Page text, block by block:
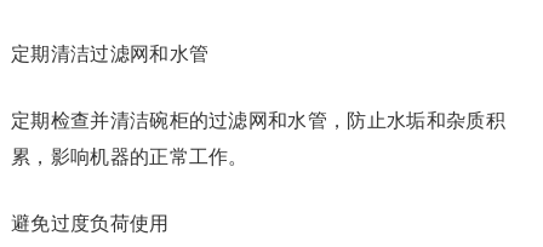
定期清洁过滤网和水管
定期检查并清洁碗柜的过滤网和水管，防止水垢和杂质积
累，影响机器的正常工作。
避免过度负荷使用